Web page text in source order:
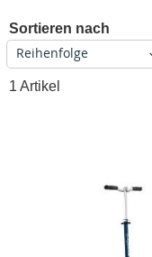
1 Artikel
Sortieren nach